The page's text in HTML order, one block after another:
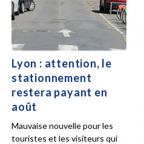
Lyon : attention, le
stationnement
restera payant en
août
Mauvaise nouvelle pour les
touristes et les visiteurs qui